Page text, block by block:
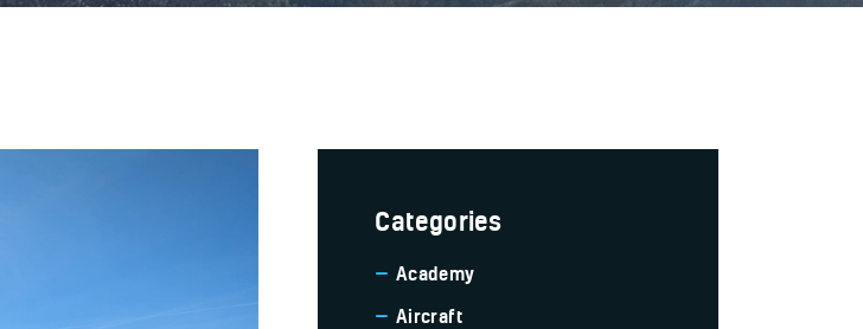
Categories
Academy
Aircraft